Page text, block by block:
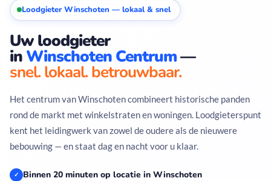
Loodgieter Winschoten — lokaal & snel
Uw loodgieter
in Winschoten Centrum—
snel. lokaal. betrouwbaar.
Het centrum van Winschoten combineert historische panden
rond de markt met winkelstraten en woningen. Loodgieterspunt
kent het leidingwerk van zowel de oudere als de nieuwere
bebouwing — en staat dag en nacht voor u klaar.
✓ Binnen 20 minuten op locatie in Winschoten